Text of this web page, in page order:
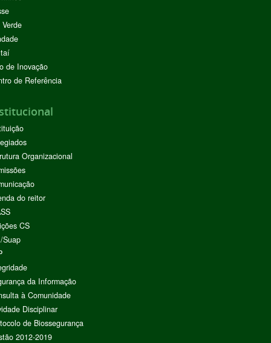
de Inovação
de Referência
Organizacional
do reitor
CS
Suap
da Informação
à Comunidade
Disciplinar
de Biossegurança
2012-2019